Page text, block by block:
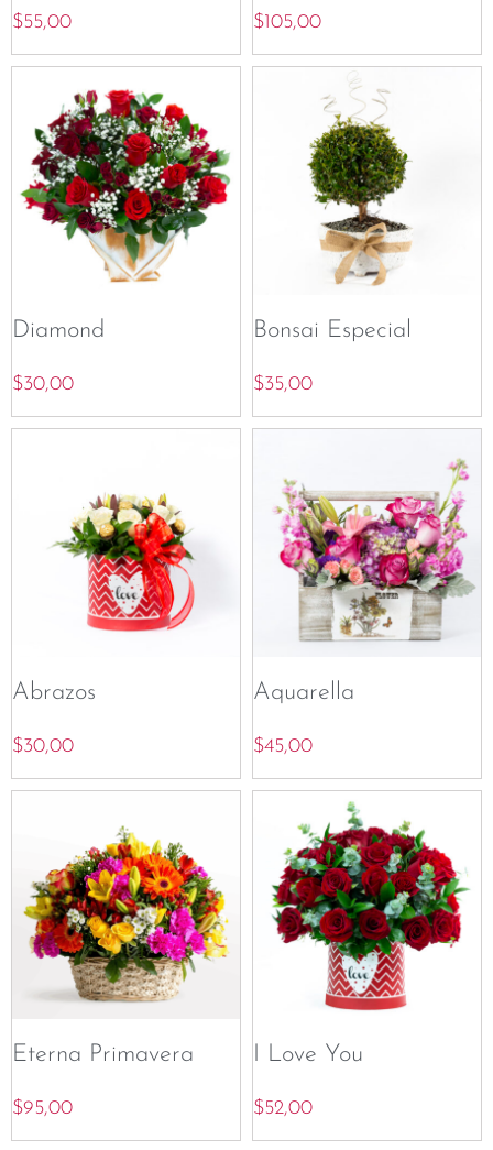
$55,00 $105,00
Diamond
$30,00
Bonsai Especial
$35,00
Abrazos
$30,00
Aquarella
$45,00
Eterna Primavera
$95,00
I Love You
$52,00